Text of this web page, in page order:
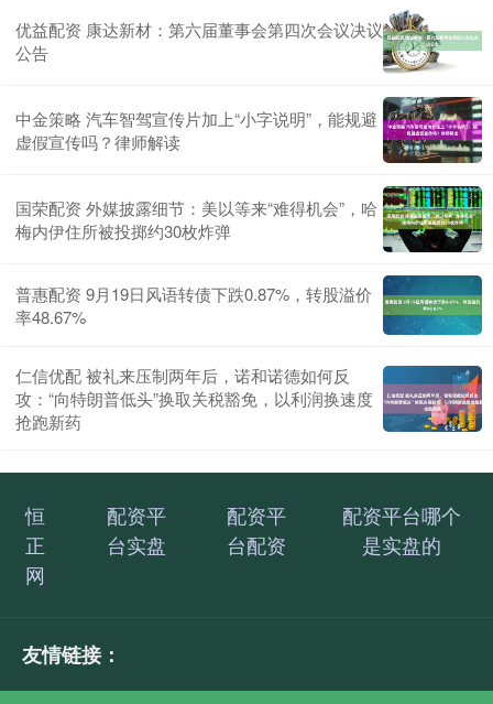
优益配资 康达新材：第六届董事会第四次会议决议
公告
中金策略 汽车智驾宣传片加上“小字说明”，能规避
虚假宣传吗？律师解读
国荣配资 外媒披露细节：美以等来“难得机会”，哈
梅内伊住所被投掷约30枚炸弹
普惠配资 9月19日风语转债下跌0.87%，转股溢价
率48.67%
仁信优配 被礼来压制两年后，诺和诺德如何反
攻：“向特朗普低头”换取关税豁免，以利润换速度
抢跑新药
恒
正
网
配资平
台实盘
配资平
台配资
配资平台哪个
是实盘的
友情链接：